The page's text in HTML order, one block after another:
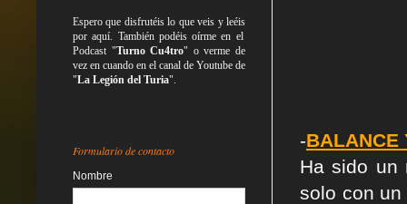
-BALANCE
Ha sido un
solo con
Espero que disfrutéis lo queveis yleéis
por aquí. También podéis oírme en el
Podcast "Turno Cu4tro" o verme de
vez en cuando en el canal de Youtube de
"La Legión del Turia".
Formulario de contacto
Nombre